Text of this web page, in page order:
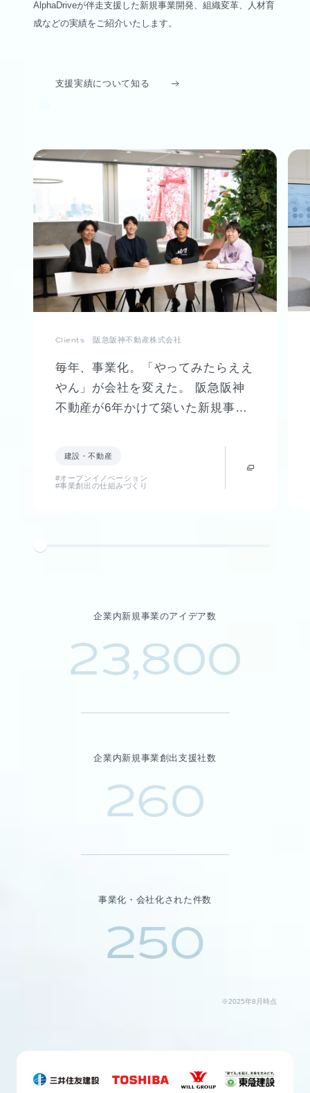
AlphaDriveが伴走支援した新規事業開発、組織変革、人材育
成などの実績をご紹介いたします。
支援実績について知る
Clients 阪急阪神不動産株式会社
毎年、事業化。「やってみたらええ
やん」が会社を変えた。 阪急阪神
不動産が6年かけて築いた新規事業
建設・不動産
#オープンイノベーション
#事業創出の仕組みづくり
企業内新規事業のアイデア数
23,800
企業内新規事業創出支援社数
260
事業化・会社化された件数
250
※2025年8月時点